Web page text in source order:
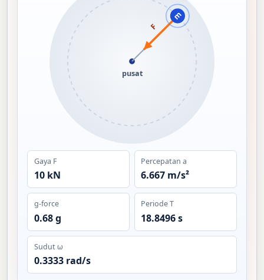
pusat
F m
Gaya F
10 kN
Percepatan a
6.667 m/s²
g-force
0.68 g
Periode T
18.8496 s
Sudut ω
0.3333 rad/s